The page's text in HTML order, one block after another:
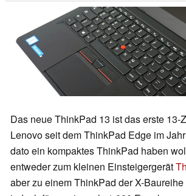
Das neue ThinkPad 13 ist das erste 13-
Lenovo seit dem ThinkPad Edge im
dato ein kompaktes ThinkPad haben
entweder zum kleinen Einsteigergerät
aber zu einem ThinkPad der X-